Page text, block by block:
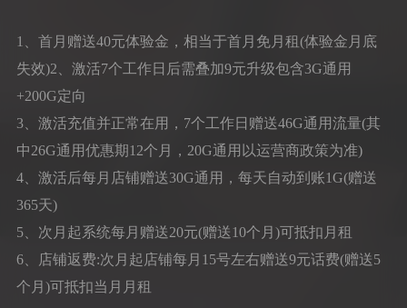
1、首月赠送40元体验金，相当于首月免月租(体验金月底
失效)2、激活7个工作日后需叠加9元升级包含3G通用
+200G定向
3、激活充值并正常在用，7个工作日赠送46G通用流量(其
中26G通用优惠期12个月，20G通用以运营商政策为准)
4、激活后每月店铺赠送30G通用，每天自动到账1G(赠送
365天)
5、次月起系统每月赠送20元(赠送10个月)可抵扣月租
6、店铺返费:次月起店铺每月15号左右赠送9元话费(赠送5
个月)可抵扣当月月租